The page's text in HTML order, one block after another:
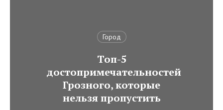
Город
Топ-5
достопримечательностей
Грозного, которые
нельзя пропустить